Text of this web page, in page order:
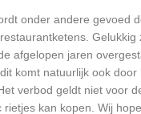
onder andere gevoed
Gelukkig
afgelopen jaren
komt natuurlijk ook door
verbod geldt niet voor
rietjes kan kopen. Wij